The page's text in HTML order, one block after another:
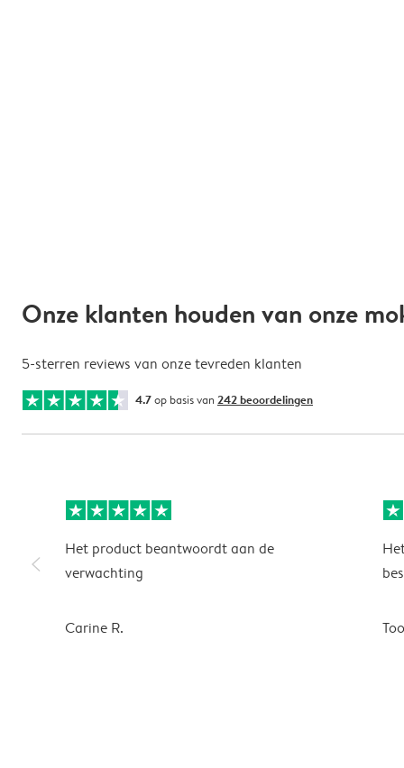
Onze klanten houden van onze
5-sterren reviews van onze tevreden klanten
4.7op basis van 242 beoordelingen
slim_arrow_left
Het product beantwoordt aan de
verwachting
Carine R.